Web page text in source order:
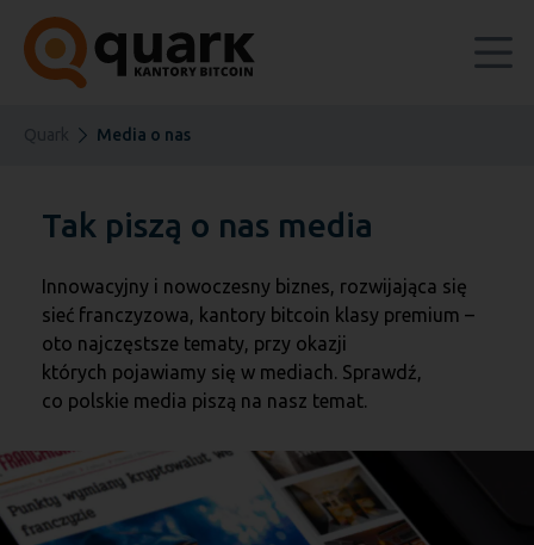
Media o nas
Tak piszą o nas media
Innowacyjny i nowoczesny biznes, rozwijająca się
sieć franczyzowa, kantory bitcoin klasy premium –
oto najczęstsze tematy, przy okazji
których pojawiamy się w mediach. Sprawdź,
co polskie media piszą na nasz temat.